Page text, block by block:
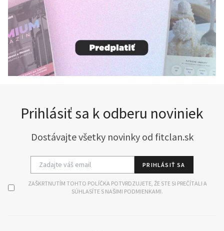
Prihlásiť sa k odberu noviniek
Dostávajte všetky novinky od fitclan.sk
PRIHLÁSIŤ SA
ZAŠKRTNUTÍM TOHTO POLÍČKA POTVRDZUJETE, ŽE STE SI PREČÍTALI A
SÚHLASÍTE S NAŠIMI PODMIENKAMI.